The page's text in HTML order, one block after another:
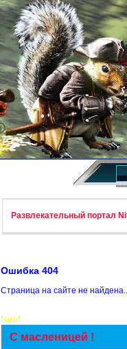
Развлекательный портал
Ошибка 404
Страница на сайте не
New!
С масленицей !